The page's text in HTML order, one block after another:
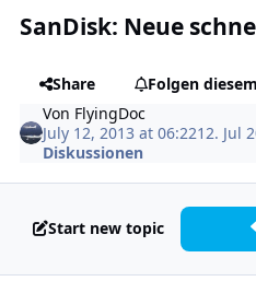
SanDisk: Neue
Share
Folgen
Von FlyingDoc
July 12, 2013 at 06:2212. Jul
Diskussionen
Start new topic